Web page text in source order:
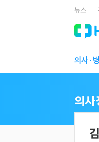
뉴스
의사·